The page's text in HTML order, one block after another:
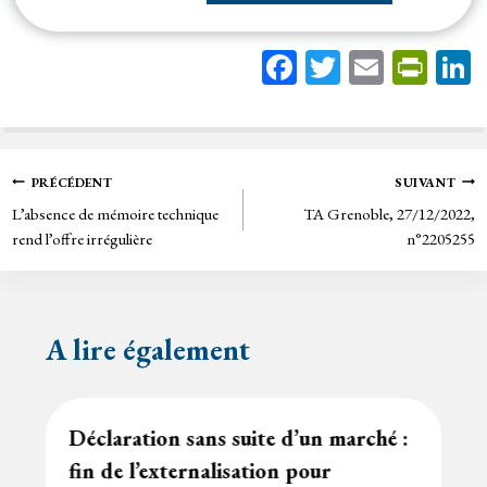
Fa
bo
T
tt
E
ail
Pr
tF
rie
n
dl
Navigation
de
PRÉCÉDENT
L’absence de mémoire technique
rend l’offre irrégulière
SUIVANT
TA Grenoble, 27/12/2022,
n°2205255
A lire également
Déclaration sans suite d’un marché :
fin de l’externalisation pour